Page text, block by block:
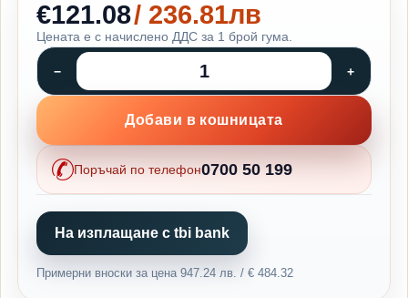
€121.08/ 236.81лв
Цената е с начислено ДДС за 1 брой гума.
Добави в кошницата
Поръчай по телефон0700 50 199
На изплащане с tbi bank
Примерни вноски за цена 947.24 лв. / € 484.32